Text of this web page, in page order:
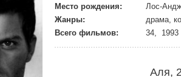
Место рождения:
Лос-
Жанры:
драма,
Всего фильмов:
34, 1993
Аля,